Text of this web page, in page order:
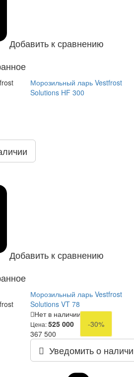
Добавить к сравнению
Морозильный ларь Vestfrost
Solutions HF 300
Добавить к сравнению
Морозильный ларь Vestfrost
Solutions VT 78
Нет в наличии
Цена:525 000
-30%
367 500
Уведомить о